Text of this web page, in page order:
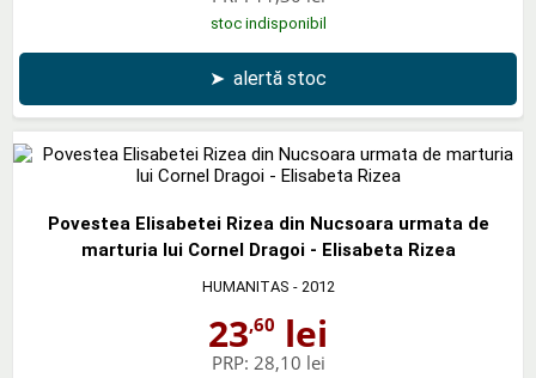
stoc indisponibil
➤ alertă stoc
Povestea Elisabetei Rizea din Nucsoara urmata de
marturia lui Cornel Dragoi - Elisabeta Rizea
HUMANITAS - 2012
23,60 lei
PRP: 28,10 lei